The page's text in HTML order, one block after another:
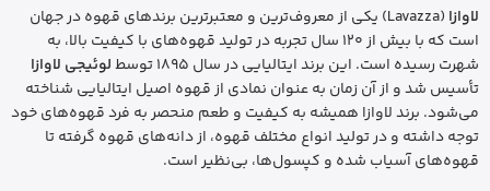
لاوازا
(Lavazza) یکی از معروف‌ترین و معتبرترین برندهای قهوه در جهان
است که با بیش از 120 سال تجربه در تولید قهوه‌های با کیفیت بالا، به
شهرت رسیده است. این برند ایتالیایی در سال 1895 توسط
لوئیجی لاوازا
تأسیس شد و از آن زمان به عنوان نمادی از قهوه اصیل ایتالیایی شناخته
می‌شود. برند لاوازا همیشه به کیفیت و طعم منحصر به فرد قهوه‌های خود
توجه داشته و در تولید انواع مختلف قهوه، از دانه‌های قهوه گرفته تا
قهوه‌های آسیاب شده و کپسول‌ها، بی‌نظیر است.